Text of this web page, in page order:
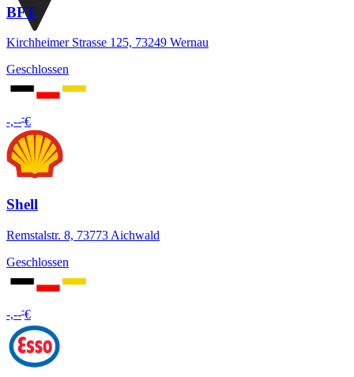
BFT
Kirchheimer Strasse 125, 73249 Wernau
Geschlossen
-,---€
Shell
Remstalstr. 8, 73773 Aichwald
Geschlossen
-,---€